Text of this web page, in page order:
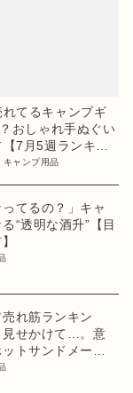
てるキャンプギ
おしゃれ手ぬぐい
7月5週ランキン
キャンプ用品
ってるの？」キャ
“透明な酒升”【目
売れ筋ランキン
見せかけて…。意
トサンドメーカ